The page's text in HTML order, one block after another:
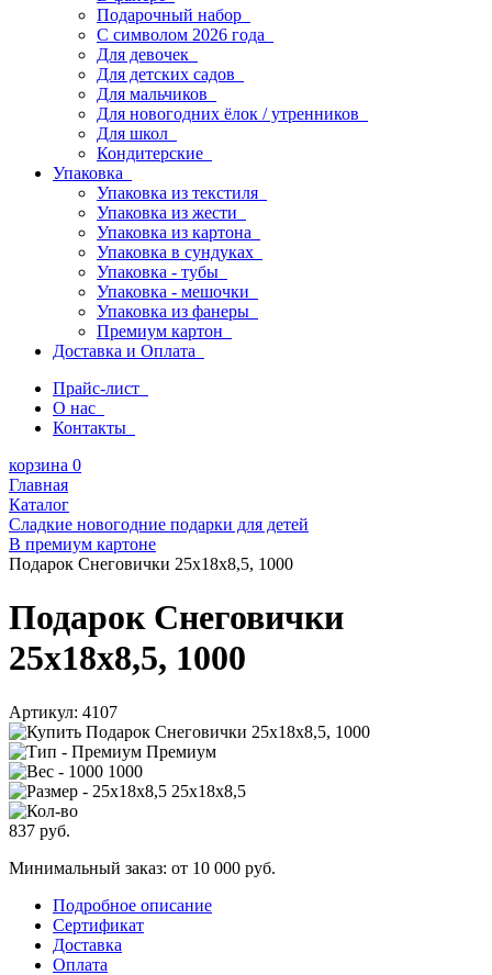
Подарочный набор
С символом 2026 года
Для девочек
Для детских садов
Для мальчиков
Для новогодних ёлок / утренников
Для школ
Кондитерские
Упаковка
Упаковка из текстиля
Упаковка из жести
Упаковка из картона
Упаковка в сундуках
Упаковка - тубы
Упаковка - мешочки
Упаковка из фанеры
Премиум картон
Доставка и Оплата
Прайс-лист
О нас
Контакты
корзина 0
Главная
Каталог
Сладкие новогодние подарки для детей
В премиум картоне
Подарок Снеговички 25х18х8,5, 1000
Подарок Снеговички
25х18х8,5, 1000
Артикул: 4107
Премиум
1000
25х18х8,5
837 руб.
Минимальный заказ: от 10 000 руб.
Подробное описание
Сертификат
Доставка
Оплата